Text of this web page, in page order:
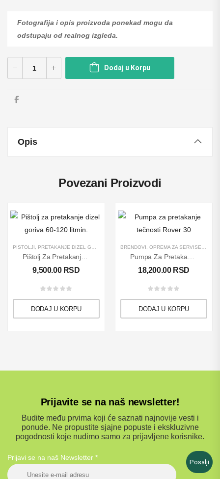
Fotografija i opis proizvoda ponekad mogu da
odstupaju od realnog izgleda.
Dodaj u Korpu
Opis
Povezani Proizvodi
PIŠTOLJI PRETAKANJE DIZEL GORIVA PROIZVODI
9,500.00 RSD
DODAJ U KORPU
BRENDOVI OPREMA ZA SERVISE
18,200.00 RSD
DODAJ U KORPU
Prijavite se na naš newsletter!
Budite među prvima koji će saznati najnovije vesti i
ponude. Ne propustite sjajne popuste i ekskluzivne
pogodnosti koje nudimo samo za prijavljene korisnike.
Prijavi se na naš Newsletter *
Posalji